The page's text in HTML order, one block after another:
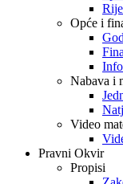
Opće i
Nabava i
Video
Pravni Okvir
Propisi